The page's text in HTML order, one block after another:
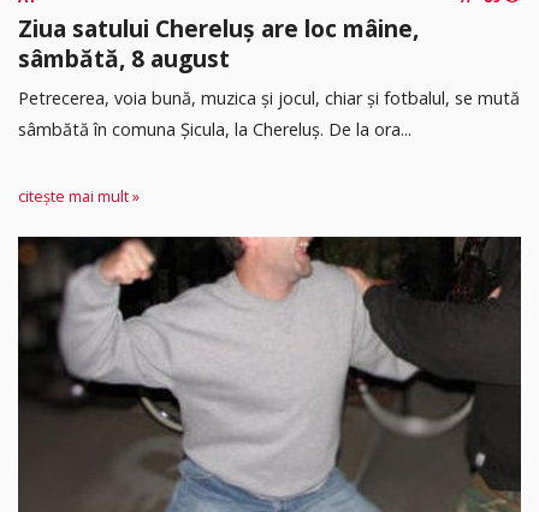
Ziua satului Chereluș are loc mâine,
sâmbătă, 8 august
Petrecerea, voia bună, muzica și jocul, chiar și fotbalul, se mută
sâmbătă în comuna Șicula, la Chereluș. De la ora...
citește mai mult »